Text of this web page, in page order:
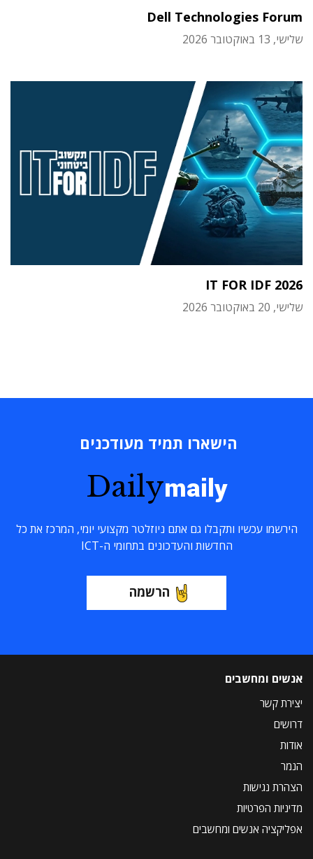
Dell Technologies Forum
שלישי, 13 באוקטובר 2026
IT FOR IDF 2026
שלישי, 20 באוקטובר 2026
הישארו תמיד מעודכנים
Dailymaily
הירשמו עכשיו ותקבלו גם אתם ניוזלטר מקצועי יומי, המרכז את כל
החדשות והעדכונים בתחומי ה-ICT
הרשמה
אנשים ומחשבים
יצירת קשר
דרושים
אודות
הנמר
הצהרת נגישות
מדיניות הפרטיות
אפליקציה אנשים ומחשבים